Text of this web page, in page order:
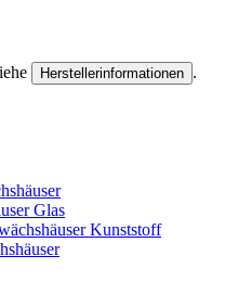
Herstellerinformationen .
Glas
Kunststoff